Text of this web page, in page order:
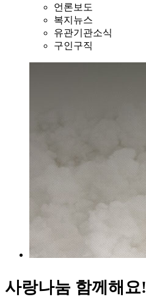
언론보도
복지뉴스
유관기관소식
구인구직
사랑나눔 함께해요!